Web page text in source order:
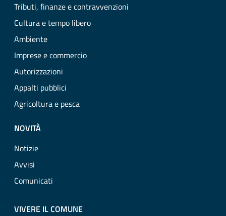
Tributi, finanze e contravvenzioni
Cultura e tempo libero
Ambiente
Imprese e commercio
Autorizzazioni
Appalti pubblici
Agricoltura e pesca
NOVITÀ
Notizie
Avvisi
Comunicati
VIVERE IL COMUNE